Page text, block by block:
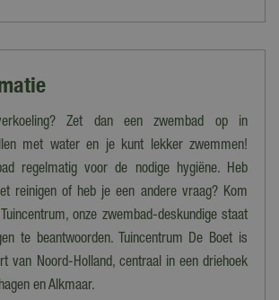
Zet dan een zwembad op in
met water en je kunt lekker zwemmen!
regelmatig voor de nodige hygiëne. Heb
reinigen of heb je een andere vraag? Kom
onze zwembad-deskundige staat
te beantwoorden. Tuincentrum De Boet is
van Noord-Holland, centraal in een driehoek
en Alkmaar.